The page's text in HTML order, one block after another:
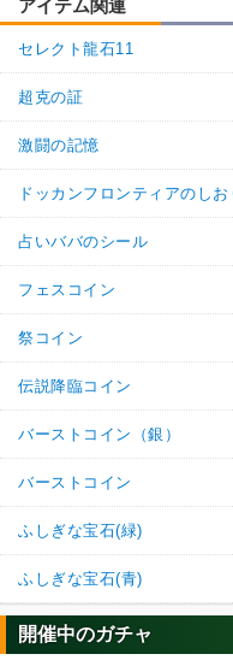
アイテム関連
セレクト龍石11
超克の証
激闘の記憶
ドッカンフロンティアのしお
占いババのシール
フェスコイン
祭コイン
伝説降臨コイン
バーストコイン（銀）
バーストコイン
ふしぎな宝石(緑)
ふしぎな宝石(青)
開催中のガチャ